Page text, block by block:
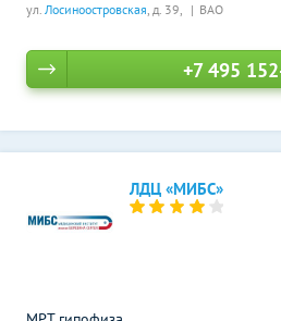
ул. Лосиноостровская, д. 39, ВАО
+7 495
ЛДЦ «МИБС»